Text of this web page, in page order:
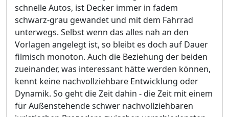
schnelle Autos, ist Decker immer in fadem
schwarz-grau gewandet und mit dem Fahrrad
unterwegs. Selbst wenn das alles nah an den
Vorlagen angelegt ist, so bleibt es doch auf Dauer
filmisch monoton. Auch die Beziehung der beiden
zueinander, was interessant hätte werden können,
kennt keine nachvollziehbare Entwicklung oder
Dynamik. So geht die Zeit dahin - die Zeit mit einem
für Außenstehende schwer nachvollziehbaren